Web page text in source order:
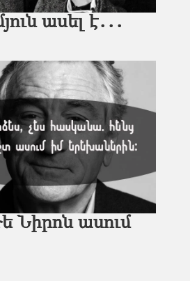
ասել է․․․
Նիրոն ասում